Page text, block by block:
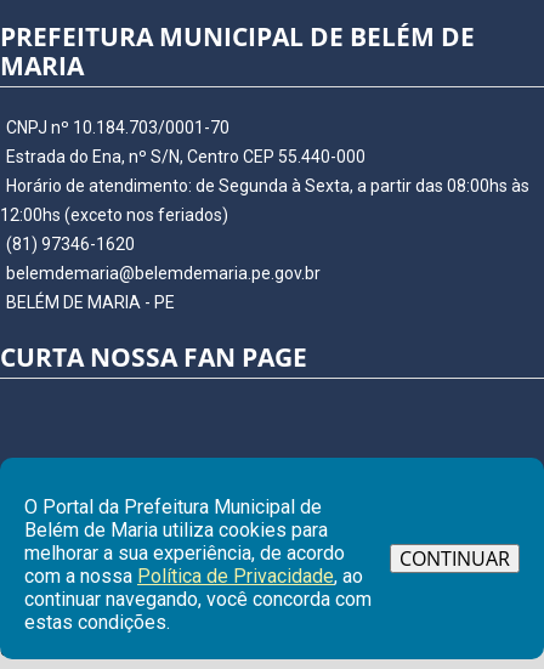
PREFEITURA MUNICIPAL DE BELÉM DE
MARIA
CNPJ nº 10.184.703/0001-70
Estrada do Ena, nº S/N, Centro CEP 55.440-000
Horário de atendimento: de Segunda à Sexta, a partir das 08:00hs às
12:00hs (exceto nos feriados)
(81) 97346-1620
belemdemaria@belemdemaria.pe.gov.br
BELÉM DE MARIA - PE
CURTA NOSSA FAN PAGE
© Copyright 2026 Prefeitura Municipal de BELÉM DE MARIA | Todos os
direitos reservados
O Portal da Prefeitura Municipal de
Belém de Maria utiliza cookies para
melhorar a sua experiência, de acordo
com a nossa Política de Privacidade, ao
continuar navegando, você concorda com
estas condições.
CONTINUAR